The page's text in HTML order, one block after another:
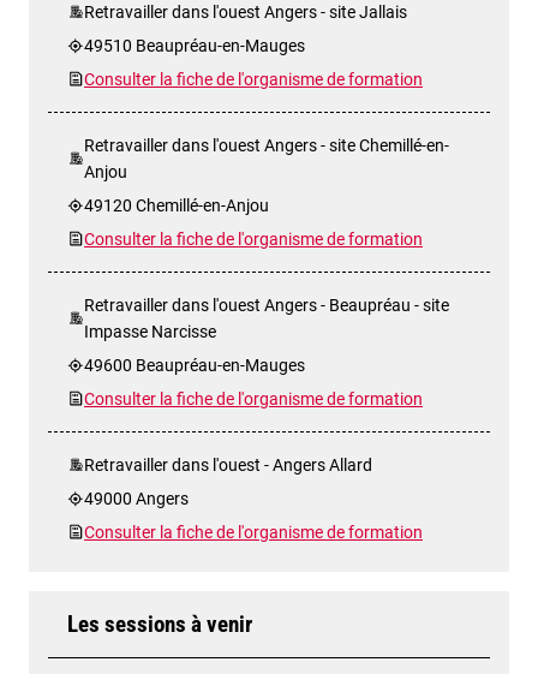
Retravailler dans l'ouest Angers - site Jallais
49510 Beaupréau-en-Mauges
Consulter la fiche de l'organisme de formation
Retravailler dans l'ouest Angers - site Chemillé-en-
Anjou
49120 Chemillé-en-Anjou
Consulter la fiche de l'organisme de formation
Retravailler dans l'ouest Angers - Beaupréau - site
Impasse Narcisse
49600 Beaupréau-en-Mauges
Consulter la fiche de l'organisme de formation
Retravailler dans l'ouest - Angers Allard
49000 Angers
Consulter la fiche de l'organisme de formation
Les sessions à venir